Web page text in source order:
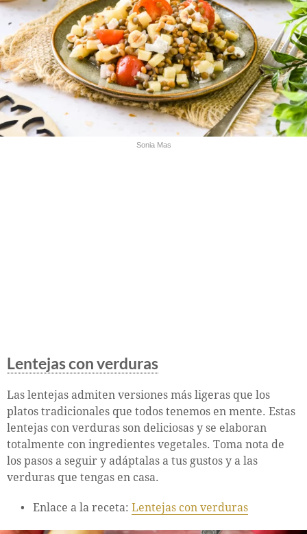
Sonia Mas
Lentejas con verduras
Las lentejas admiten versiones más ligeras que los
platos tradicionales que todos tenemos en mente. Estas
lentejas con verduras son deliciosas y se elaboran
totalmente con ingredientes vegetales. Toma nota de
los pasos a seguir y adáptalas a tus gustos y a las
verduras que tengas en casa.
Enlace a la receta: Lentejas con verduras